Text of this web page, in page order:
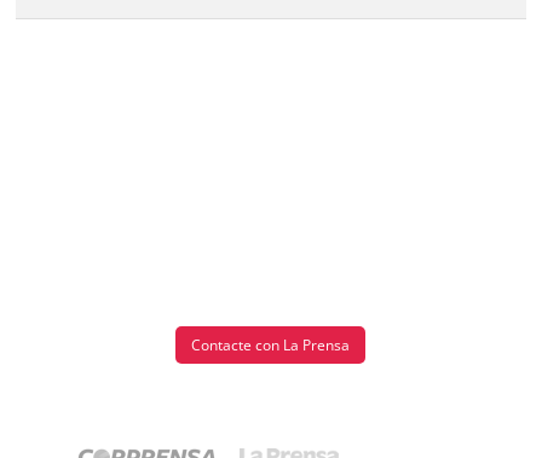
Contacte con La Prensa